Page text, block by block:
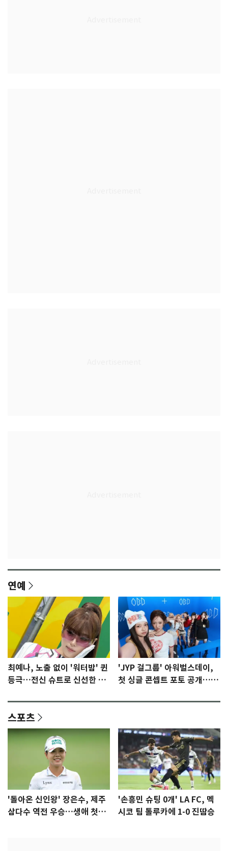
연예
최예나, 노출 없이 '워터밤' 퀸
등극…전신 슈트로 신선한 충
'JYP 걸그룹' 아워벌스데이,
첫 싱글 콘셉트 포토 공개…청
스포츠
'돌아온 신인왕' 장은수, 제주
삼다수 역전 우승…생애 첫승
'손흥민 슈팅 0개' LA FC, 멕
시코 팀 톨루카에 1-0 진땀승